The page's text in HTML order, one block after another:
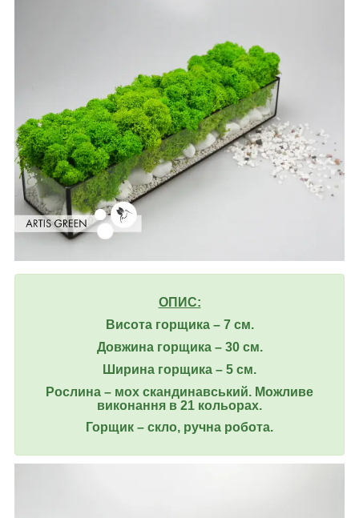
ОПИС:
Висота горщика –7 см.
Довжина горщика –30 см.
Ширина горщика – 5 см.
Рослина – мох скандинавський. Можливе
виконання в 21 кольорах.
Горщик – скло, ручна робота.